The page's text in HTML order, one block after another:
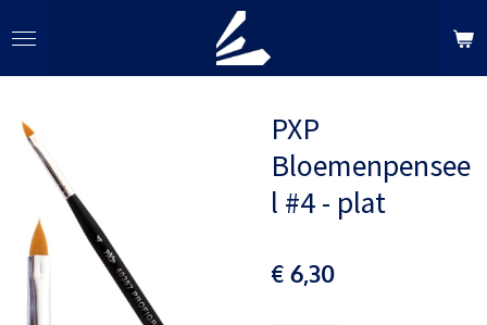
direct
naar
hoofdinhoud
PXP
Bloemenpensee
l #4 - plat
€ 6,30